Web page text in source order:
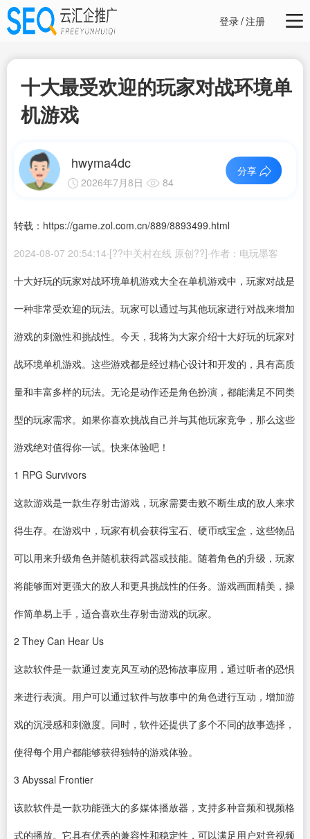
登录/注册
十大最受欢迎的玩家对战环境单
机游戏
hwyma4dc
2026年7月8日 84
分享
转载：https://game.zol.com.cn/889/8893499.html
2024-08-07 20:54:14·[??中关村在线 原创??]·作者：电玩墨客
十大好玩的玩家对战环境单机游戏大全在单机游戏中，玩家对战是
一种非常受欢迎的玩法。玩家可以通过与其他玩家进行对战来增加
游戏的刺激性和挑战性。今天，我将为大家介绍十大好玩的玩家对
战环境单机游戏。这些游戏都是经过精心设计和开发的，具有高质
量和丰富多样的玩法。无论是动作还是角色扮演，都能满足不同类
型的玩家需求。如果你喜欢挑战自己并与其他玩家竞争，那么这些
游戏绝对值得你一试。快来体验吧！
1 RPG Survivors
这款游戏是一款生存射击游戏，玩家需要击败不断生成的敌人来求
得生存。在游戏中，玩家有机会获得宝石、硬币或宝盒，这些物品
可以用来升级角色并随机获得武器或技能。随着角色的升级，玩家
将能够面对更强大的敌人和更具挑战性的任务。游戏画面精美，操
作简单易上手，适合喜欢生存射击游戏的玩家。
2 They Can Hear Us
这款软件是一款通过麦克风互动的恐怖故事应用，通过听者的恐惧
来进行表演。用户可以通过软件与故事中的角色进行互动，增加游
戏的沉浸感和刺激度。同时，软件还提供了多个不同的故事选择，
使得每个用户都能够获得独特的游戏体验。
3 Abyssal Frontier
该款软件是一款功能强大的多媒体播放器 ，支持多种音频和视频格
式的播放。它具有优秀的兼容性和稳定性，可以满足用户对音视频